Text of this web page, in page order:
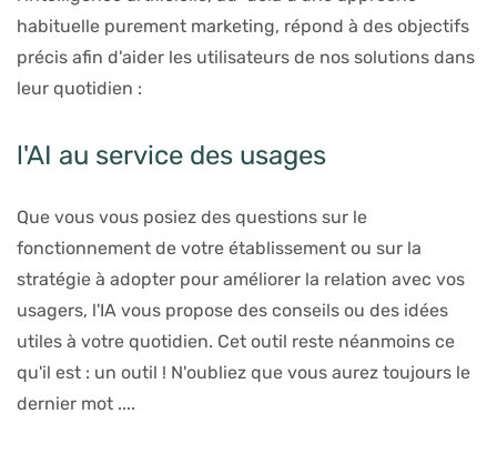
habituelle purement marketing, répond à des objectifs
précis afin d'aider les utilisateurs de nos solutions dans
leur quotidien :
l'AI au service des usages
Que vous vous posiez des questions sur le
fonctionnement de votre établissement ou sur la
stratégie à adopter pour améliorer la relation avec vos
usagers, l'IA vous propose des conseils ou des idées
utiles à votre quotidien. Cet outil reste néanmoins ce
qu'il est : un outil ! N'oubliez que vous aurez toujours le
dernier mot ....